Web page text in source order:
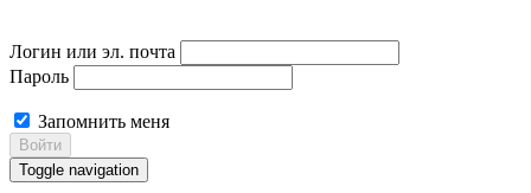
Логин или эл. почта
Пароль
Запомнить меня
Войти
Toggle navigation